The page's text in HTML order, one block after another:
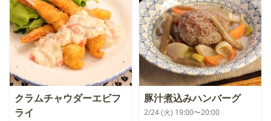
クラムチャウダーエビフ
ライ
豚汁煮込みハンバーグ
2/24 (火) 19:00〜20:00